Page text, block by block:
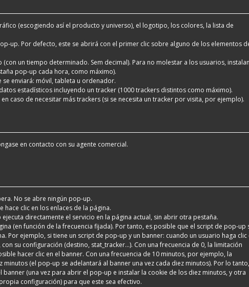
(escogiendo así el producto y universo), el logotipo, los colores, la lista de
up. Por defecto, este se abrirá con el primer clic sobre alguno de los elementos
un tiempo determinado. Sem decimal). Para no molestar a los usuarios,
pop-up cada hora, como máximo).
enviará: móvil, tableta u ordenador.
estadísticos incluyendo un tracker (1000 trackers distintos como máximo).
caso de necesitar más trackers (si se necesita un tracker por visita, por ejemplo).
en contacto con su agente comercial.
No se abre ningún pop-up.
hace clic en los enlaces de la página.
directamente el servicio en la página actual, sin abrir otra pestaña.
(en función de la frecuencia fijada). Por tanto, es posible que el script de pop-up
Por ejemplo, si tiene un script de pop-up y un banner: cuando un usuario haga clic
su configuración (destino, stat_tracker...). Con una frecuencia de 0, la limitación
hacer clic en el banner. Con una frecuencia de 10 minutos, por ejemplo, la
(el pop-up se adelantará al banner una vez cada diez minutos). Por lo tanto,
banner (una vez para abrir el pop-up e instalar la cookie de los diez minutos, y otra
configuración) para que este sea efectivo.